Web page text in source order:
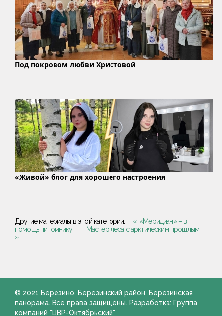
Под покровом любви Христовой
«Живой» блог для хорошего настроения
Другие материалы в этой категории:
« «Меридиан» – в
помощь питомнику
Мастер леса с арктическим прошлым
»
© 2021 Березино. Березинский район. Березинская
панорама. Все права защищены. Разработка: Группа
компаний "ЦВР-Октябрьский"